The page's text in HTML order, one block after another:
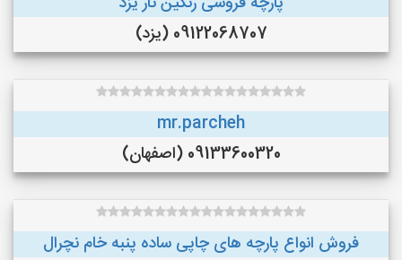
09122068707 (یزد)
mr.parcheh
09133600320 (اصفهان)
فروش انواع پارچه های چاپی ساده پنبه خام نچرال